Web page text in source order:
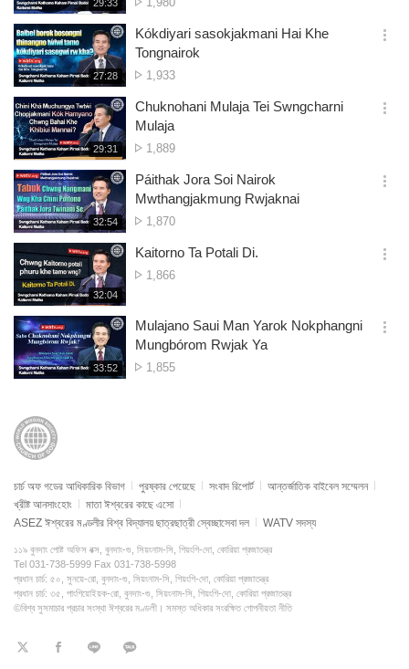
생
시
간
29:33
기
재
생
시
간
27:28
Kókdiyari sasokjakmani Hai Khe
Tongnairok
দেখার
1,933
옵
기
재
생
시
간
29:31
Chuknohani Mulaja Tei Swngcharni
Mulaja
দেখার
1,889
옵
기
재
생
시
간
32:54
Páithak Jora Soi Nairok
Mwthangjakmung Rwjaknai
দেখার
1,870
옵
기
재
생
시
간
32:04
Kaitorno Ta Potali Di.
দেখার
1,866
옵
기
재
생
33:52
Mulajano Saui Man Yarok Nokphangni
Mungbórom Rwjak Ya
দেখার
1,855
옵
চার্চ অফ গডের আধিকারিক বিভাগ পুরষ্কার পেয়েছে সংবাদ রিপোর্ট
আন্তর্জাতিক বাইবেল সম্মেলন
খ্রীষ্ট আনসাংহোং
মাতা ঈশ্বরের কাছে এসো
ASEZ ঈশ্বরের মণ্ডলীর বিশ্ব বিদ্যালয় ছাত্রছাত্রী স্বেচ্ছাসেবা দল
WATV সদস্য
১১৯ বুনদাং পোষ্ট অফিস বক্স, বুনদাং-গু, সিয়ংনাম-সি, গিয়ংগি-দো, কোরিয়া প্রজাতন্ত্র
Tel 031-738-5999 Fax 031-738-5998
প্রধান চার্চ: ৫০, সুনয়ে-রো, বুনদাং-গু, সিয়ংনাম-সি, গিয়ংগি-দো, কোরিয়া প্রজাতন্ত্র
প্রধান চার্চ: ৩৫, পাংগিয়োইয়ক-রো, বুনদাং-গু, সিয়ংনাম-সি, গিয়ংগি-দো, কোরিয়া প্রজাতন্ত্র
©বিশ্ব সুসমাচার প্রচার সংস্থা ঈশ্বরের মণ্ডলী। সমস্ত অধিকার সংরক্ষিত গোপনীয়তা নীতি
트
페
라
KaKao